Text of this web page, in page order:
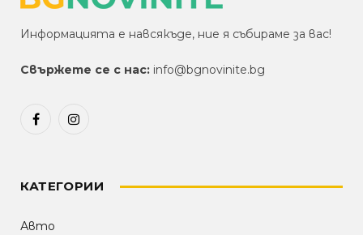
Информацията е навсякъде, ние я събираме за вас!
Свържете се с нас: info@bgnovinite.bg
FacebookInstagram
КАТЕГОРИИ
Авто